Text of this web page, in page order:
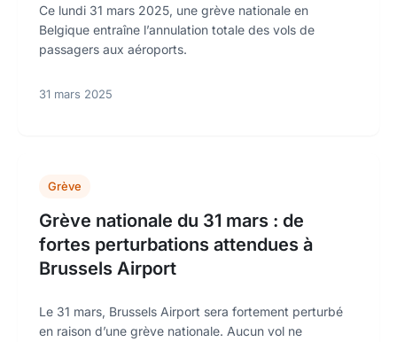
Ce lundi 31 mars 2025, une grève nationale en
Belgique entraîne l’annulation totale des vols de
passagers aux aéroports.
31 mars 2025
Grève
Grève nationale du 31 mars : de
fortes perturbations attendues à
Brussels Airport
Le 31 mars, Brussels Airport sera fortement perturbé
en raison d’une grève nationale. Aucun vol ne